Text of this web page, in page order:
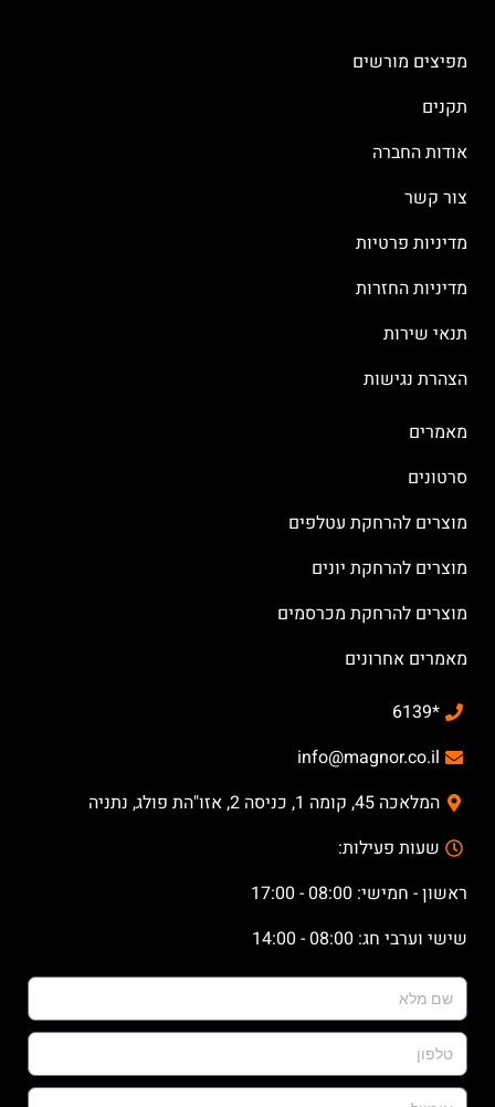
מפיצים מורשים
תקנים
אודות החברה
צור קשר
מדיניות פרטיות
מדיניות החזרות
תנאי שירות
הצהרת נגישות
מאמרים
סרטונים
מוצרים להרחקת עטלפים
מוצרים להרחקת יונים
מוצרים להרחקת מכרסמים
מאמרים אחרונים
*6139
info@magnor.co.il
המלאכה 45, קומה 1, כניסה 2, אזו"הת פולג, נתניה
שעות פעילות:
ראשון - חמישי: 08:00 - 17:00
שישי וערבי חג: 08:00 - 14:00